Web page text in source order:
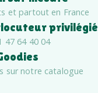
et partout en France
privilégié
47 64 40 04
sur notre catalogue